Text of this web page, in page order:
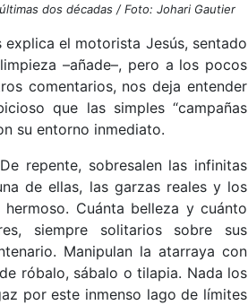
dos décadas / Foto: Johari Gautier
explica el motorista Jesús, sentado
–añade–, pero a los pocos
comentarios, nos deja entender
que las simples “campañas
su entorno inmediato.
repente, sobresalen las infinitas
de ellas, las garzas reales y los
Cuánta belleza y cuánto
siempre solitarios sobre sus
Manipulan la atarraya con
róbalo, sábalo o tilapia. Nada los
por este inmenso lago de límites